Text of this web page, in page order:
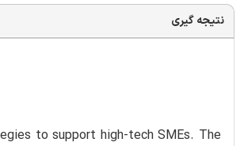
نتیجه گیری
to support high-tech SMEs. The